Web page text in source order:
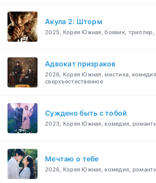
Акула 2: Шторм
2025, Корея Южная, боевик,
Адвокат призраков
2026, Корея Южная, мистика,
сверхъестественное
Суждено быть с тобой
2023, Корея Южная, комедия,
Мечтаю о тебе
2026, Корея Южная, комедия,